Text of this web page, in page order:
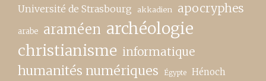
Université de Strasbourg akkadien apocryphes
arabe araméen archéologie
christianisme informatique
humanités numériques Égypte Hénoch